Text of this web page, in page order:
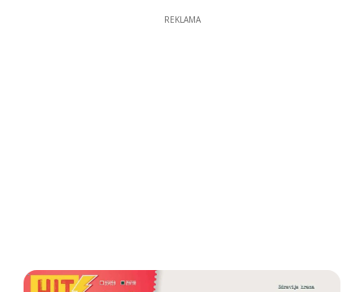
REKLAMA